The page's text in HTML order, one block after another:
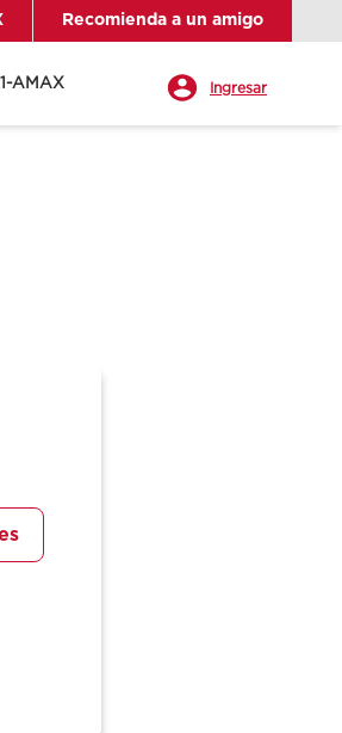
Recomienda a un amigo
AMAX Ingresar